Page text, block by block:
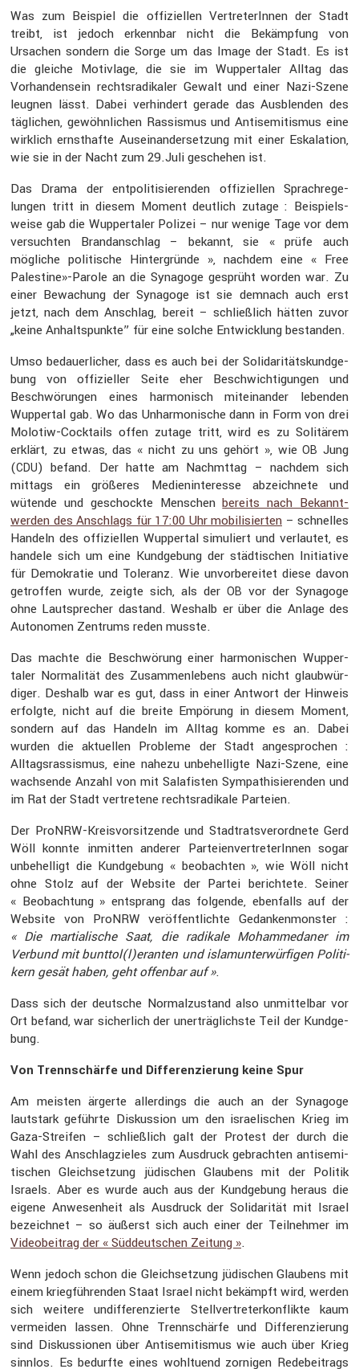
Was zum Beispiel die offizi­ellen Vertre­te­rInnen der Stadt
treibt, ist jedoch erkennbar nicht die Bekämp­fung von
Ursachen sondern die Sorge um das Image der Stadt. Es ist
die gleiche Motiv­lage, die sie im Wupper­taler Alltag das
Vorhan­den­sein rechts­ra­di­kaler Gewalt und einer Nazi-Szene
leugnen lässt. Dabei verhin­dert gerade das Ausblenden des
tägli­chen, gewöhn­li­chen Rassismus und Antise­mi­tismus eine
wirklich ernst­hafte Ausein­an­der­set­zung mit einer Eskala­tion,
wie sie in der Nacht zum 29.Juli geschehen ist.
Das Drama der entpo­li­ti­sie­renden offizi­ellen Sprach­re­ge­
lungen tritt in diesem Moment deutlich zutage : Beispiels­
weise gab die Wupper­taler Polizei – nur wenige Tage vor dem
versuchten Brand­an­schlag – bekannt, sie « prüfe auch
mögliche politi­sche Hinter­gründe », nachdem eine « Free
Palestine»-Parole an die Synagoge gesprüht worden war. Zu
einer Bewachung der Synagoge ist sie demnach auch erst
jetzt, nach dem Anschlag, bereit – schließ­lich hätten zuvor
„keine Anhalts­punkte” für eine solche Entwick­lung bestanden.
Umso bedau­er­li­cher, dass es auch bei der Solida­ri­täts­kund­ge­
bung von offizi­eller Seite eher Beschwich­ti­gungen und
Beschwö­rungen eines harmo­nisch mitein­ander lebenden
Wuppertal gab. Wo das Unhar­mo­ni­sche dann in Form von drei
Molotiw-Cocktails offen zutage tritt, wird es zu Solitärem
erklärt, zu etwas, das « nicht zu uns gehört », wieOB Jung
(CDU) befand. Der hatte am Nachmttag – nachdem sich
mittags ein größeres Medien­in­ter­esse abzeich­nete und
wütende und geschockte Menschenbereits nach Bekannt­
werden des Anschlags für 17:00 Uhr mobili­sierten – schnelles
Handeln des offizi­ellen Wuppertal simuliert und verlautet, es
handele sich um eine Kundge­bung der städti­schen Initia­tive
für Demokratie und Toleranz. Wie unvor­be­reitet diese davon
getroffen wurde, zeigte sich, als der OB vor der Synagoge
ohne Lautspre­cher dastand. Weshalb er über die Anlage des
Autonomen Zentrums reden musste.
Das machte die Beschwö­rung einer harmo­ni­schen Wupper­
taler Norma­lität des Zusam­men­le­bens auch nicht glaub­wür­
diger. Deshalb war es gut, dass in einer Antwort der Hinweis
erfolgte, nicht auf die breite Empörung in diesem Moment,
sondern auf das Handeln im Alltag komme es an. Dabei
wurden die aktuellen Probleme der Stadt angespro­chen :
Alltags­ras­sismus, eine nahezu unbehel­ligte Nazi-Szene, eine
wachsende Anzahl von mit Salafisten Sympa­thi­sie­renden und
im Rat der Stadt vertre­tene rechts­ra­di­kale Parteien.
Der ProNRW-Kreis­vor­sit­zende und Stadt­rats­ver­ord­nete Gerd
Wöll konnte inmitten anderer Partei­en­ver­tre­te­rInnen sogar
unbehel­ligt die Kundge­bung « beobachten », wie Wöll nicht
ohne Stolz auf der Website der Partei berich­tete. Seiner
« Beobach­tung » entsprang das folgende, ebenfalls auf der
Website von ProNRW veröf­fent­lichte Gedan­ken­monster :
« Die martia­li­sche Saat, die radikale Moham­me­daner im
Verbund mit bunttol(l)eranten und islam­un­ter­wür­figen Politi­
kern gesät haben, geht offenbar auf ».
Dass sich der deutsche Normal­zu­stand also unmit­telbar vor
Ort befand, war sicher­lich der unerträg­lichste Teil der Kundge­
bung.
Von Trenn­schärfe und Diffe­ren­zie­rung keine Spur
Am meisten ärgerte aller­dings die auch an der Synagoge
lautstark geführte Diskus­sion um den israe­li­schen Krieg im
Gaza-Streifen – schließ­lich galt der Protest der durch die
Wahl des Anschlag­zieles zum Ausdruck gebrachten antise­mi­
ti­schen Gleich­set­zung jüdischen Glaubens mit der Politik
Israels. Aber es wurde auch aus der Kundge­bung heraus die
eigene Anwesen­heit als Ausdruck der Solida­rität mit Israel
bezeichnet – so äußerst sich auch einer der Teilnehmer im
Videobei­trag der « Süddeut­schen Zeitung ».
Wenn jedoch schon die Gleich­set­zung jüdischen Glaubens mit
einem krieg­füh­renden Staat Israel nicht bekämpft wird, werden
sich weitere undif­fe­ren­zierte Stell­ver­tre­ter­kon­flikte kaum
vermeiden lassen. Ohne Trenn­schärfe und Diffe­ren­zie­rung
sind Diskus­sionen über Antise­mi­tismus wie auch über Krieg
sinnlos. Es bedurfte eines wohltuend zornigen Redebei­trags